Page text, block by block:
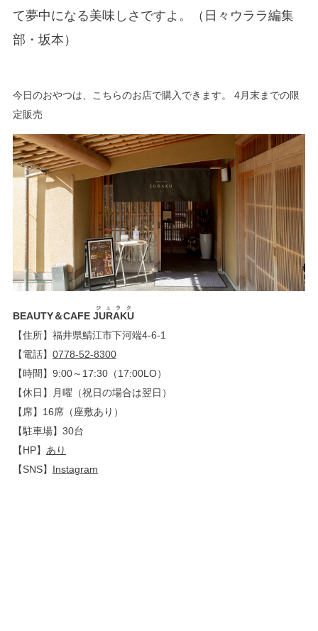
て夢中になる美味しさですよ。（日々ウララ編集
部・坂本）
今日のおやつは、こちらのお店で購入できます。 4月末までの限
定販売
BEAUTY＆CAFE JURAKU
ジュラク
【住所】福井県鯖江市下河端4-6-1
【電話】 0778-52-8300
【時間】9:00～17:30（17:00LO）
【休日】月曜（祝日の場合は翌日）
【席】16席（座敷あり）
【駐車場】30台
【HP】 あり
【SNS】 Instagram